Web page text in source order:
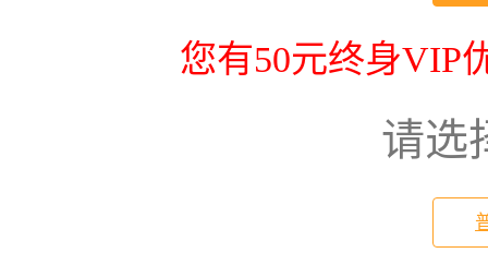
您有50元终身VIP
请选